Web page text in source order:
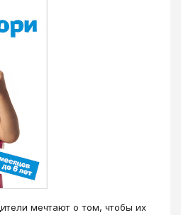
мечтают о том, чтобы их